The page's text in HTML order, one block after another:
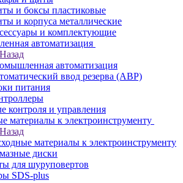
и боксы пластиковые
и корпуса металлические
и комплектующие
автоматизация
Назад
автоматизация
ввод резерва (АВР)
питания
контроля и управления
материалы к электроинструменту
Назад
материалы к электроинструменту
диски
для шуруповертов
SDS-plus